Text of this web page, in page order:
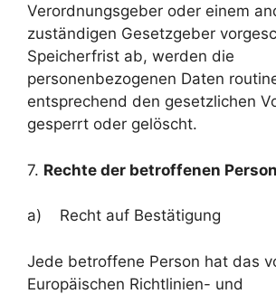
Verordnungsgeber oder einem
zuständigen Gesetzgeber
Speicherfrist ab, werden die
personenbezogenen Daten
entsprechend den gesetzlichen
gesperrt oder gelöscht.
7. Rechte der betroffenen Person
a) Recht auf Bestätigung
Jede betroffene Person hat das
Europäischen Richtlinien- und